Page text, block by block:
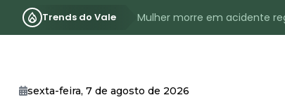
Trends do Vale
Mulher morre em acidente
Identificado o jovem
sexta-feira, 7 de agosto de 2026